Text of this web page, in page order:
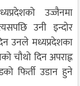
उज्जैनमा
उनी इन्दोर
उनले मध्यप्रदेशका
चौथो दिन अपराह्न
फिर्ती उडान हुने